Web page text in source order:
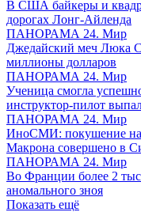
В США байкеры и
дорогах Лонг-Айленда
ПАНОРАМА 24. Мир
Джедайский меч Люка
миллионы долларов
ПАНОРАМА 24. Мир
Ученица смогла
инструктор-пилот
ПАНОРАМА 24. Мир
ИноСМИ: покушение на
Макрона совершено в
ПАНОРАМА 24. Мир
Во Франции более 2
аномального зноя
Показать ещё